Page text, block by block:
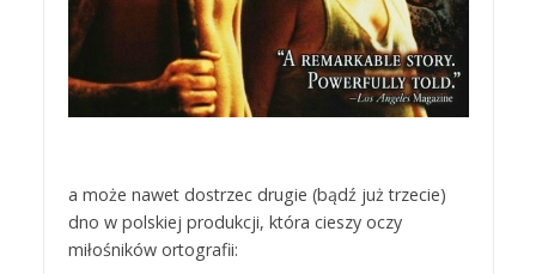
a może nawet dostrzec drugie (bądź już trzecie)
dno w polskiej produkcji, która cieszy oczy
miłośników ortografii: